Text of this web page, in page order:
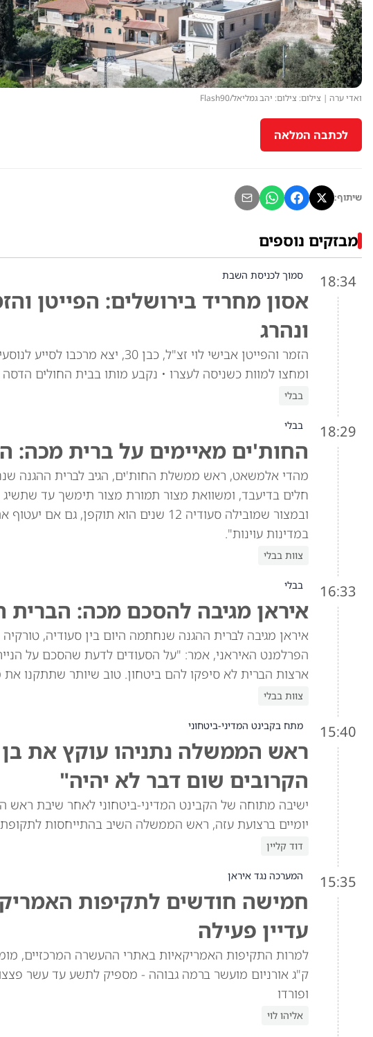
ואדי ערה | צילום: צילום: יהב גמליאל/Flash90
לכתבה המלאה
שיתוף:
מבזקים נוספים
18:34 סמוך לכניסת השבת
אסון מחריד בירושלים: הפייטן
ונהרג
הזמר והפייטן אבישי לוי זצ"ל, כבן
ומחצו למוות כשניסה לעצרו • נקבע מותו בבית החולים
בבלי
18:29 בבלי
החות'ים מאיימים על ברית מכה:
מהדי אלמשאט, ראש ממשלת החות'ים, הגיב לברית ההגנה
חלים בדיעבד, ומשוואת מצור תמורת מצור תימשך עד
ובמצור שמובילה סעודיה 12 שנים הוא
במדינות עוינות".
צוות בבלי
16:33 בבלי
איראן מגיבה להסכם מכה: הברית
איראן מגיבה לברית ההגנה שנחתמה היום בין סעודיה,
הפרלמנט האיראני, אמר: "על הסעודים לדעת שהסכם על
ארצות הברית לא סיפקו להם ביטחון. טוב שיותר שתתקנו
צוות בבלי
15:40 מתח בקבינט המדיני-ביטחוני
ראש הממשלה נתניהו עוקץ את
הקרובים שום דבר לא יהיה"
ישיבה מתוחה של הקבינט המדיני-ביטחוני לאחר שיבת ראש
יומיים ברצועת עזה, ראש הממשלה השיב בהתייחסות
דוד קליין
15:35 המערכה נגד איראן
חמישה חודשים לתקיפות
עדיין פעילה
ק"ג אורניום מועשר ברמה גבוהה - מספיק לתשע עד עשר
ופורדו
אליהו לוי